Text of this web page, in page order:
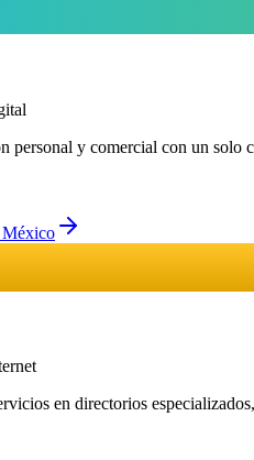
personal y comercial con un
México
en directorios